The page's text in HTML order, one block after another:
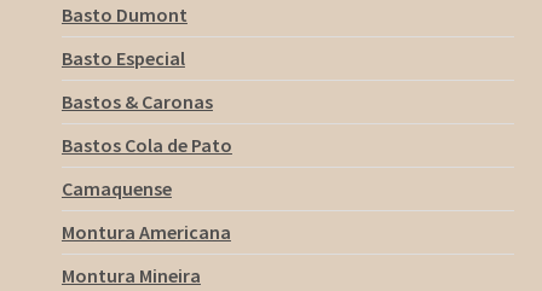
Basto Dumont
Basto Especial
Bastos & Caronas
Bastos Cola de Pato
Camaquense
Montura Americana
Montura Mineira